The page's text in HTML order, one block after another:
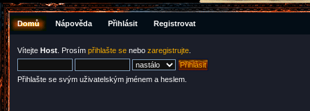
Domů Nápověda Přihlásit Registrovat
Vítejte Host . Prosím přihlašte se nebo zaregistrujte
Přihlašte se svým uživatelským jménem a heslem.